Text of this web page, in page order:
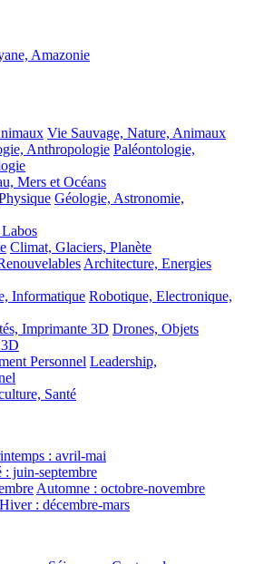
Amazonie
Vie Sauvage, Nature, Animaux
Anthropologie Paléontologie,
Mers et Océans
Géologie, Astronomie,
Climat, Glaciers, Planète
Architecture, Energies
Informatique Robotique, Electronique,
Imprimante 3D Drones, Objets
Personnel Leadership,
Santé
: avril-mai
: juin-septembre
Automne : octobre-novembre
Hiver : décembre-mars